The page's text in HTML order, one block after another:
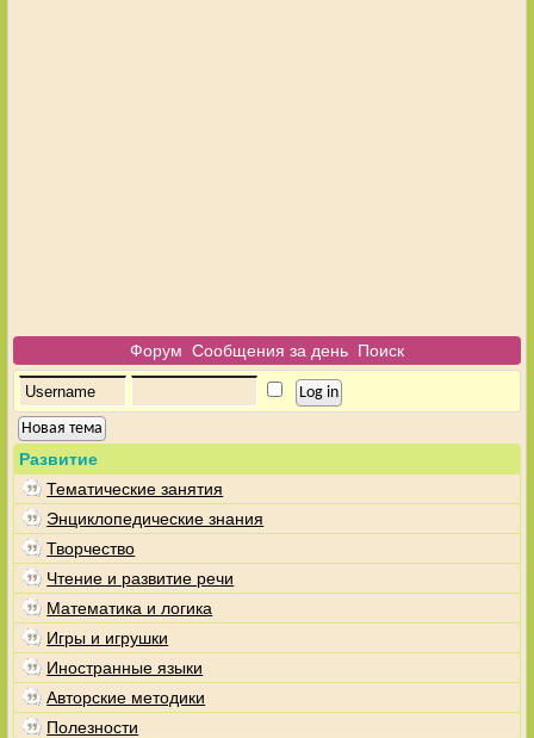
Форум Сообщения за день Поиск
Новая тема
Развитие
Тематические занятия
Энциклопедические знания
Творчество
Чтение и развитие речи
Математика и логика
Игры и игрушки
Иностранные языки
Авторские методики
Полезности